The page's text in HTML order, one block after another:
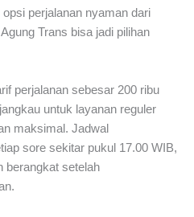
perjalanan nyaman dari
Trans bisa jadi pilihan
perjalanan sebesar 200 ribu
untuk layanan reguler
maksimal. Jadwal
sore sekitar pukul 17.00 WIB,
berangkat setelah